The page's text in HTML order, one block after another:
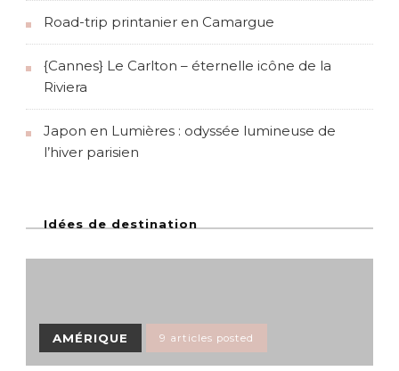
Road-trip printanier en Camargue
{Cannes} Le Carlton – éternelle icône de la
Riviera
Japon en Lumières : odyssée lumineuse de
l’hiver parisien
Idées de destination
AMÉRIQUE 9 articles posted